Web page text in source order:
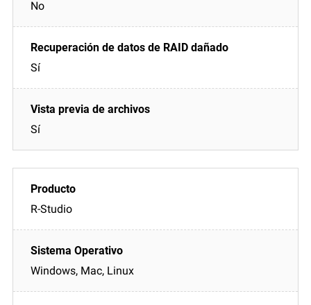
No
Sí
Sí
R-Studio
Windows, Mac, Linux